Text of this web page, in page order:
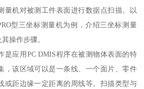
量机对被测工件表面进行数据点扫描。以
型三坐标测量机为例，介绍三坐标测量
操作步骤。
是应用PC DMIS程序在被测物体表面的特
，该区域可以是一条线、一个面片、零件
或距边缘一定距离的周线等。扫描类型与